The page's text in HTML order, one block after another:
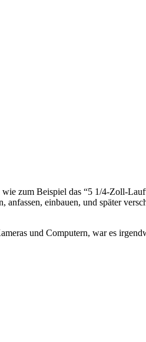
zum Beispiel das “5 1/4-Zoll-
einbauen, und später
und Computern, war es